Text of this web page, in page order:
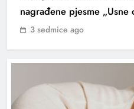
nagrađene pjesme „Usne
3 sedmice ago